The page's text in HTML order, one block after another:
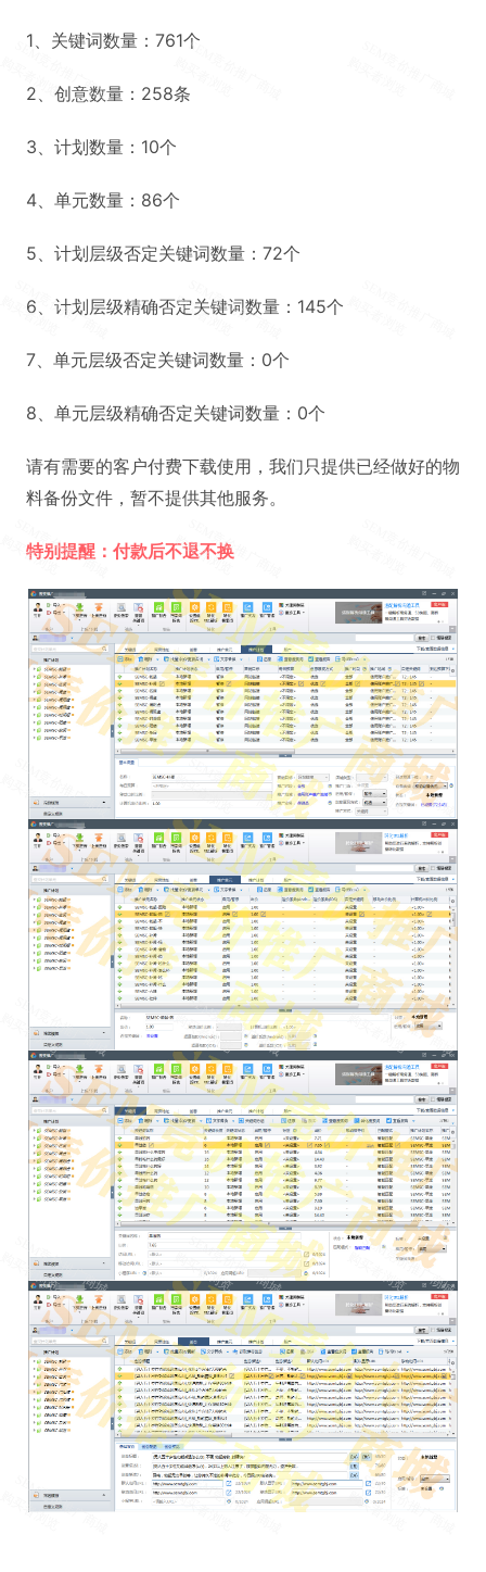
1、关键词数量：761个
2、创意数量：258条
3、计划数量：10个
4、单元数量：86个
5、计划层级否定关键词数量：72个
6、计划层级精确否定关键词数量：145个
7、单元层级否定关键词数量：0个
8、单元层级精确否定关键词数量：0个
请有需要的客户付费下载使用，我们只提供已经做好的物
料备份文件，暂不提供其他服务。
特别提醒：付款后不退不换